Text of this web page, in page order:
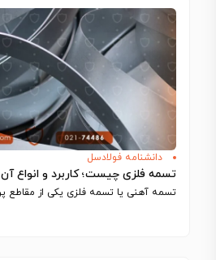
دانشنامه فولادسل
تسمه فلزی چیست؛ کاربرد و انواع آن